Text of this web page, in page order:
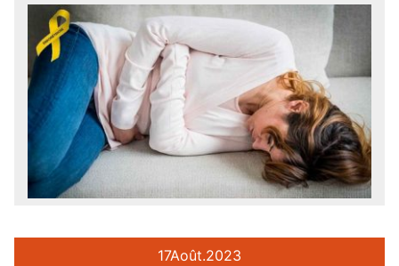
17Août.2023